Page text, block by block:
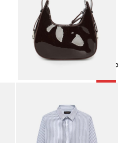
10.43JOD
منتجات مميزة